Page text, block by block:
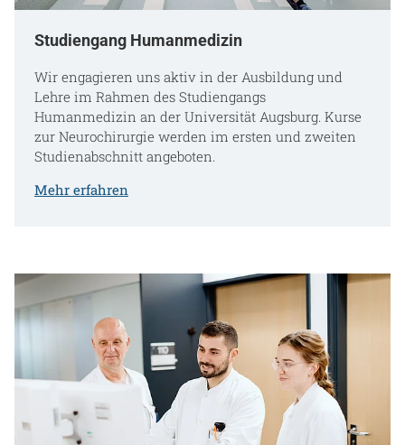
Studiengang Humanmedizin
Wir engagieren uns aktiv in der Ausbildung und
Lehre im Rahmen des Studiengangs
Humanmedizin an der Universität Augsburg. Kurse
zur Neurochirurgie werden im ersten und zweiten
Studienabschnitt angeboten.
Mehr erfahren